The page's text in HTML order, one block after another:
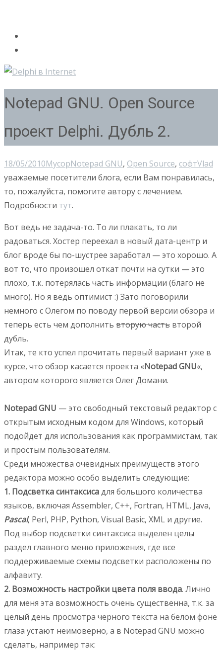
Notepad GNU. Open Source
проект Delphi. Дубль 2.
18/05/2010МусорNotepad GNU, Open Source, софтVlad
уважаемые посетители блога, если Вам понравилась,
то, пожалуйста, помогите автору с лечением.
Подробности тут.
Вот ведь не задача-то. То ли плакать, то ли
радоваться. Хостер переехал в новый дата-центр и
блог вроде бы по-шустрее заработал — это хорошо. А
вот то, что произошел откат почти на сутки — это
плохо, т.к. потерялась часть информации (благо не
много). Но я ведь оптимист :) Зато поговорили
немного с Олегом по поводу первой версии обзора и
теперь есть чем дополнить вторую часть второй
дубль.
Итак, те кто успел прочитать первый вариант уже в
курсе, что обзор касается проекта «Notepad GNU«,
автором которого является Олег Домани.
Notepad GNU — это свободный текстовый редактор с
открытым исходным кодом для Windows, который
подойдет для использования как программистам, так
и простым пользователям.
Среди множества очевидных преимуществ этого
редактора можно особо выделить следующие:
1. Подсветка синтаксисадля большого количества
языков, включая Assembler, С++, Fortran, HTML, Java,
Pascal, Perl, PHP, Python, Visual Basic, XML и другие.
Под выбор подсветки синтаксиса выделен целы
раздел главного меню приложения, где все
поддерживаемые схемы подсветки расположены по
алфавиту.
2. Возможность настройки цвета поля ввода. Лично
для меня эта возможность очень существенна, т.к. за
целый день просмотра черного текста на белом фоне
глаза устают неимоверно, а в Notepad GNU можно
сделать, например так: